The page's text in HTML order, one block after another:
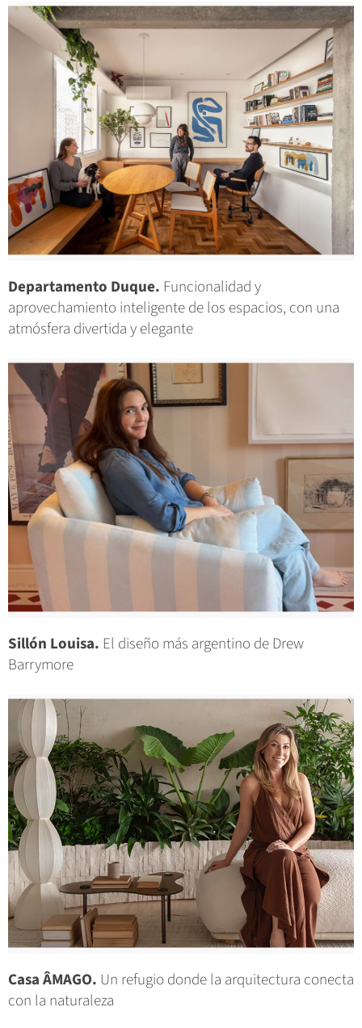
Departamento Duque. Funcionalidad y
aprovechamiento inteligente de los espacios, con una
atmósfera divertida y elegante
Sillón Louisa. El diseño más argentino de Drew
Barrymore
Casa ÂMAGO. Un refugio donde la arquitectura conecta
con la naturaleza